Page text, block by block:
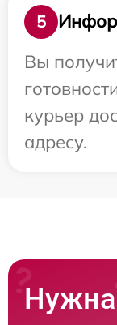
5
Вы
курьер
адресу.
Нужна